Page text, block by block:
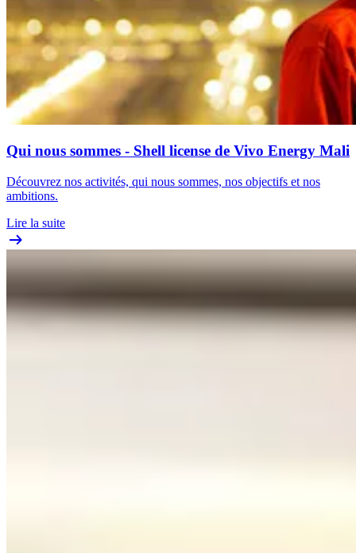
Qui nous sommes - Shell license de Vivo Energy Mali
Découvrez nos activités, qui nous sommes, nos objectifs et nos
ambitions.
Lire la suite